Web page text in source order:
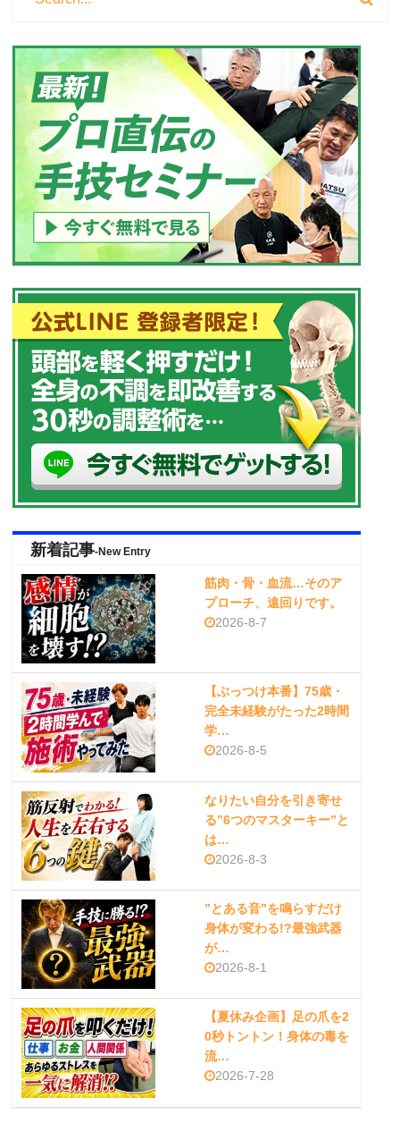
新着記事-New Entry
筋肉・骨・血流…そのア
プローチ、遠回りです。
2026-8-7
【ぶっつけ本番】75歳・
完全未経験がたった2時間
学…
2026-8-5
なりたい自分を引き寄せ
る”6つのマスターキー”と
は…
2026-8-3
”とある音”を鳴らすだけ
身体が変わる!?最強武器
が…
2026-8-1
【夏休み企画】足の爪を2
0秒トントン！身体の毒を
流…
2026-7-28